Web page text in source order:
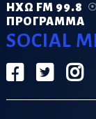
ΗΧΏ FM 99.8
ΠΡΌΓΡΑΜΜΑ
SOCIAL